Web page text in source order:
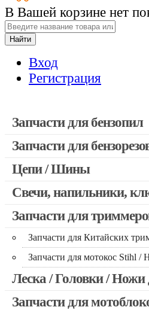
В Вашей корзине нет
Найти
Вход
Регистрация
Запчасти для бензопил
Запчасти для бензопил Stihl
Запчасти для бензопил
Запчасти для бензопил Oleo-
Запчасти для
Цепи / Шины
Свечи, напильники,
Запчасти для
Запчасти для Китайских
Запчасти для мотокос Stihl /
Леска / Головки / Ножи
Запчасти для